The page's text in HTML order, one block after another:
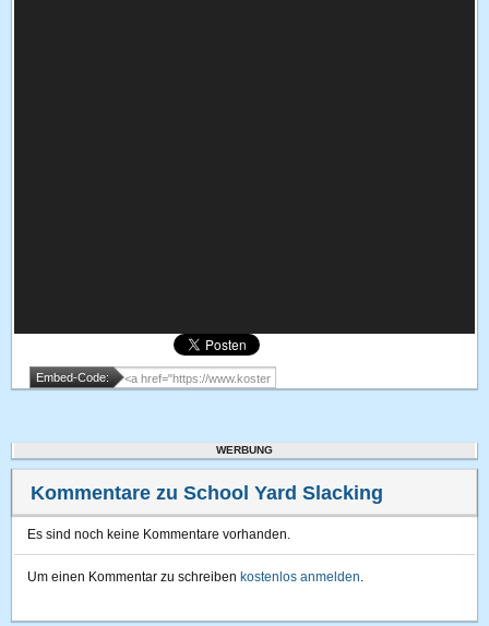
Embed-Code:
WERBUNG
Kommentare zu School Yard Slacking
Es sind noch keine Kommentare vorhanden.
Um einen Kommentar zu schreiben kostenlos anmelden.